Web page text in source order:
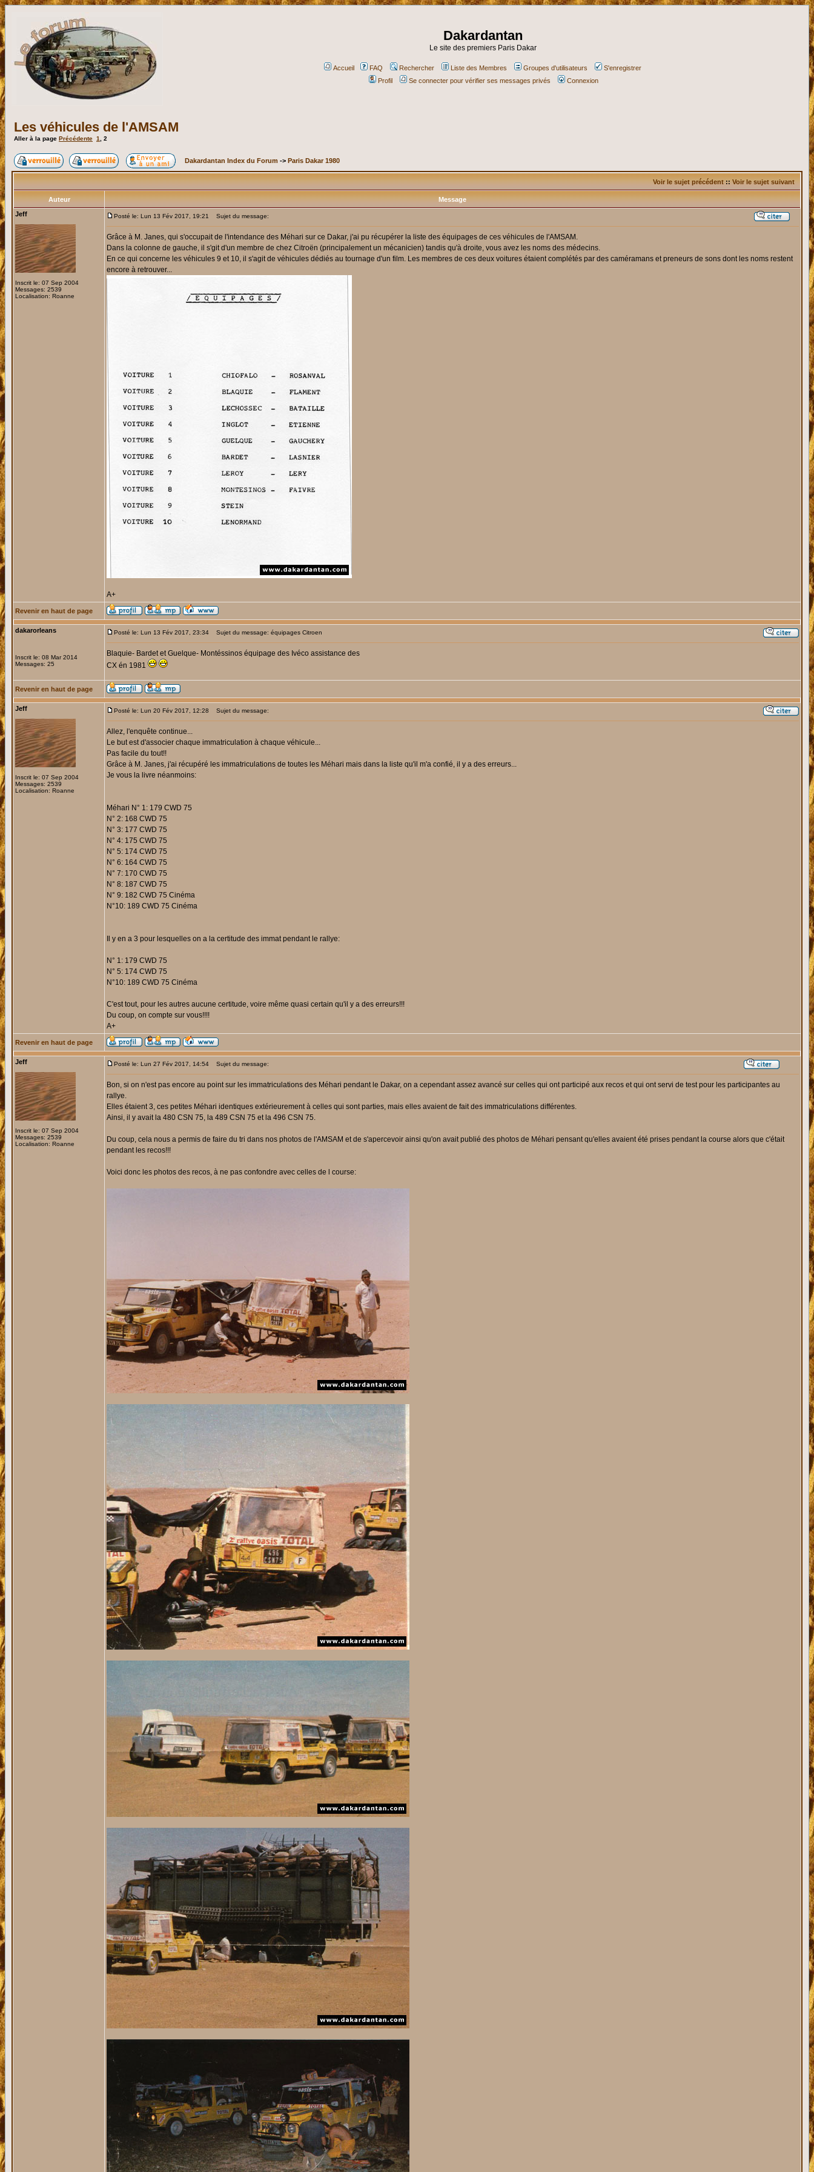
Dakardantan
Le site des premiers Paris Dakar
Accueil FAQ Rechercher Liste des Membres Groupes d'utilisateurs
S'enregistrer
Profil
Se connecter pour vérifier ses messages privés Connexion
Les véhicules de l'AMSAM
Aller à la page Précédente 1 2
Dakardantan Index du Forum -> Paris Dakar 1980
Voir le sujet précédent :: Voir le sujet suivant
Auteur
Message
Jeff
Inscrit le: 07 Sep 2004
Messages: 2539
Localisation: Roanne
Posté le: Lun 13 Fév 2017, 19:21 Sujet du message:
Grâce à M. Janes, qui s'occupait de l'intendance des Méhari sur ce Dakar, j'ai pu récupérer la liste des équipages de ces véhicules de l'AMSAM.
Dans la colonne de gauche, il s'git d'un membre de chez Citroën (principalement un mécanicien) tandis qu'à droite, vous avez les noms des médecins.
En ce qui concerne les véhicules 9 et 10, il s'agit de véhicules dédiés au tournage d'un film. Les membres de ces deux voitures étaient complétés par des caméramans et preneurs de sons dont les noms restent
encore à retrouver...
A+
Revenir en haut de page
dakarorleans
Inscrit le: 08 Mar 2014
Messages: 25
Posté le: Lun 13 Fév 2017, 23:34 Sujet du message: équipages Citroen
Blaquie- Bardet et Guelque- Montéssinos équipage des Ivéco assistance des
CX én 1981
Revenir en haut de page
Jeff
Inscrit le: 07 Sep 2004
Messages: 2539
Localisation: Roanne
Posté le: Lun 20 Fév 2017, 12:28 Sujet du message:
Allez, l'enquête continue...
Le but est d'associer chaque immatriculation à chaque véhicule...
Pas facile du tout!!
Grâce à M. Janes, j'ai récupéré les immatriculations de toutes les Méhari mais dans la liste qu'il m'a confié, il y a des erreurs...
Je vous la livre néanmoins:
Méhari N° 1: 179 CWD 75
N° 2: 168 CWD 75
N° 3: 177 CWD 75
N° 4: 175 CWD 75
N° 5: 174 CWD 75
N° 6: 164 CWD 75
N° 7: 170 CWD 75
N° 8: 187 CWD 75
N° 9: 182 CWD 75 Cinéma
N°10: 189 CWD 75 Cinéma
Il y en a 3 pour lesquelles on a la certitude des immat pendant le rallye:
N° 1: 179 CWD 75
N° 5: 174 CWD 75
N°10: 189 CWD 75 Cinéma
C'est tout, pour les autres aucune certitude, voire même quasi certain qu'il y a des erreurs!!!
Du coup, on compte sur vous!!!!
A+
Revenir en haut de page
Jeff
Inscrit le: 07 Sep 2004
Messages: 2539
Localisation: Roanne
Posté le: Lun 27 Fév 2017, 14:54 Sujet du message:
Bon, si on n'est pas encore au point sur les immatriculations des Méhari pendant le Dakar, on a cependant assez avancé sur celles qui ont participé aux recos et qui ont servi de test pour les participantes au
rallye.
Elles étaient 3, ces petites Méhari identiques extérieurement à celles qui sont parties, mais elles avaient de fait des immatriculations différentes.
Ainsi, il y avait la 480 CSN 75, la 489 CSN 75 et la 496 CSN 75.
Du coup, cela nous a permis de faire du tri dans nos photos de l'AMSAM et de s'apercevoir ainsi qu'on avait publié des photos de Méhari pensant qu'elles avaient été prises pendant la course alors que c'était
pendant les recos!!!
Voici donc les photos des recos, à ne pas confondre avec celles de l course: